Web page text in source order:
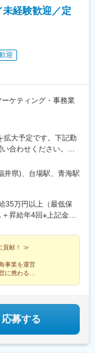
経験歓迎／定
迎
ケティング・事務業
大予定です。下記勤
合わせください。≪
方都市に貢献≫■東京
ティ東京 オフィスタワ
3丁目22■北陸オフィ
井県)、台場駅、青海駅
35万円以上（最低保
昇給年4回※上記金額
間あり（期間中は月
7万8300円～を含む/
上、金額を決定しま
貢献！ ≫
事業を運営
に携わる
応募する